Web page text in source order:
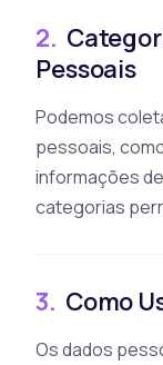
2.
Pessoais
Podemos
pessoais,
informações
categorias
3. Como
Os dados